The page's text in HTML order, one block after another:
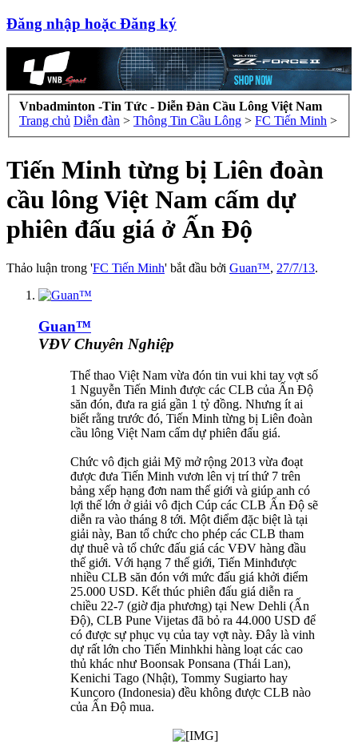
Đăng nhập hoặc Đăng ký
Vnbadminton -Tin Tức - Diễn Đàn Cầu Lông Việt Nam
Trang chủ Diễn đàn > Thông Tin Cầu Lông > FC Tiến Minh >
Tiến Minh từng bị Liên đoàn
cầu lông Việt Nam cấm dự
phiên đấu giá ở Ấn Độ
Thảo luận trong 'FC Tiến Minh' bắt đầu bởi Guan™, 27/7/13.
Guan™
VĐV Chuyên Nghiệp
Thể thao Việt Nam vừa đón tin vui khi tay vợt số
1 Nguyễn Tiến Minh được các CLB của Ấn Độ
săn đón, đưa ra giá gần 1 tỷ đồng. Nhưng ít ai
biết rằng trước đó, Tiến Minh từng bị Liên đoàn
cầu lông Việt Nam cấm dự phiên đấu giá.
Chức vô địch giải Mỹ mở rộng 2013 vừa đoạt
được đưa Tiến Minh vươn lên vị trí thứ 7 trên
bảng xếp hạng đơn nam thế giới và giúp anh có
lợi thế lớn ở giải vô địch Cúp các CLB Ấn Độ sẽ
diễn ra vào tháng 8 tới. Một điểm đặc biệt là tại
giải này, Ban tổ chức cho phép các CLB tham
dự thuê và tổ chức đấu giá các VĐV hàng đầu
thế giới. Với hạng 7 thế giới, Tiến Minhđược
nhiều CLB săn đón với mức đấu giá khởi điểm
25.000 USD. Kết thúc phiên đấu giá diễn ra
chiều 22-7 (giờ địa phương) tại New Dehli (Ấn
Độ), CLB Pune Vijetas đã bỏ ra 44.000 USD để
có được sự phục vụ của tay vợt này. Đây là vinh
dự rất lớn cho Tiến Minhkhi hàng loạt các cao
thủ khác như Boonsak Ponsana (Thái Lan),
Kenichi Tago (Nhật), Tommy Sugiarto hay
Kuncoro (Indonesia) đều không được CLB nào
của Ấn Độ mua.